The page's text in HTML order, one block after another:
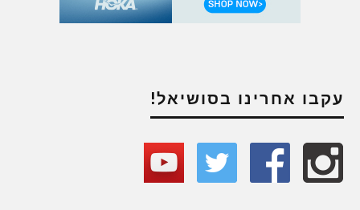
עקבו אחרינו בסושיאל!